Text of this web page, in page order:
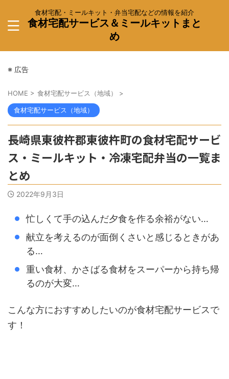
食材宅配・ミールキット・弁当宅配などの情報を紹介
食材宅配サービス＆ミールキットまと
め
※ 広告
HOME > 食材宅配サービス（地域） >
食材宅配サービス（地域）
長崎県東彼杵郡東彼杵町の食材宅配サービ
ス・ミールキット・冷凍宅配弁当の一覧ま
とめ
2022年9月3日
忙しくて手の込んだ夕食を作る余裕がない…
献立を考えるのが面倒くさいと感じるときがあ
る…
重い食材、かさばる食材をスーパーから持ち帰
るのが大変…
こんな方におすすめしたいのが食材宅配サービスで
す！